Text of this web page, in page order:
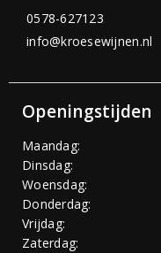
0578-627123
info@kroesewijnen.nl
Openingstijden
Maandag:
Dinsdag:
Woensdag:
Donderdag:
Vrijdag:
Zaterdag: